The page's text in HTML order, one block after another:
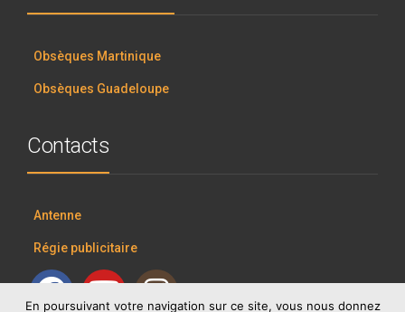
Obsèques Martinique
Obsèques Guadeloupe
Contacts
Antenne
Régie publicitaire
En poursuivant votre navigation sur ce site, vous nous donnez